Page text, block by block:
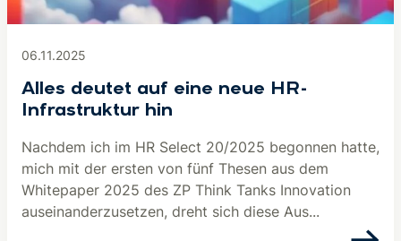
06.11.2025
Alles deutet auf eine neue HR-
Infrastruktur hin
Nachdem ich im HR Select 20/2025 begonnen hatte,
mich mit der ersten von fünf Thesen aus dem
Whitepaper 2025 des ZP Think Tanks Innovation
auseinanderzusetzen, dreht sich diese Aus...